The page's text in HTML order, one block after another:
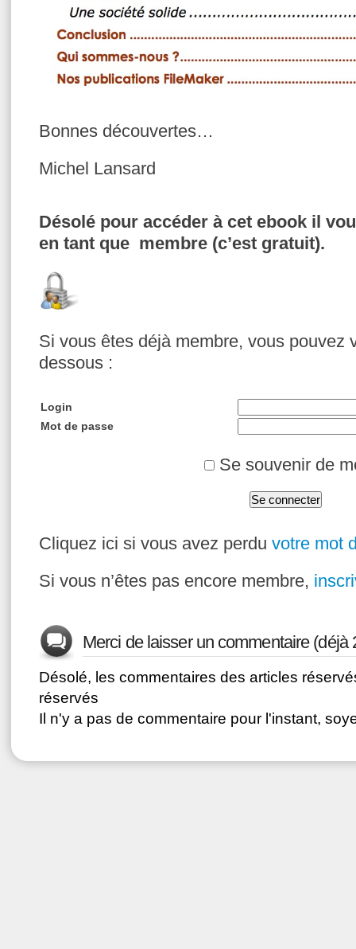
Bonnes découvertes…
Michel Lansard
Désolé pour accéder à cet ebook il
en tant que membre (c’est gratuit).
Si vous êtes déjà membre, vous pouvez
dessous :
Login
Mot de passe
Se souvenir de
Cliquez ici si vous avez perdu votre mot
Si vous n’êtes pas encore membre,
Merci de laisser un commentaire (déjà
Désolé, les commentaires des articles
réservés
Il n'y a pas de commentaire pour l'instant,